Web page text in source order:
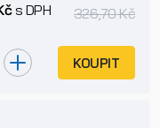
s DPH 326,70 Kč
KOUPIT